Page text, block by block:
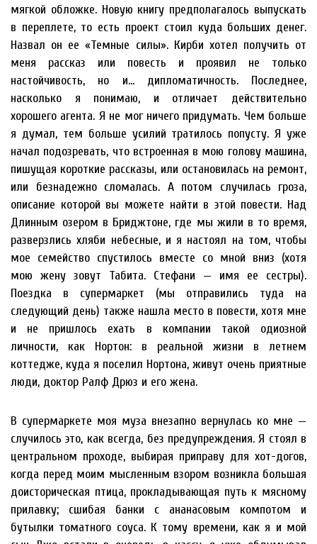
мягкой обложке. Новую книгу предполагалось выпускать
в переплете, то есть проект стоил куда больших денег.
Назвал он ее «Темные силы». Кирби хотел получить от
меня рассказ или повесть и проявил не только
настойчивость, но и… дипломатичность. Последнее,
насколько я понимаю, и отличает действительно
хорошего агента. Я не мог ничего придумать. Чем больше
я думал, тем больше усилий тратилось попусту. Я уже
начал подозревать, что встроенная в мою голову машина,
пишущая короткие рассказы, или остановилась на ремонт,
или безнадежно сломалась. А потом случилась гроза,
описание которой вы можете найти в этой повести. Над
Длинным озером в Бриджтоне, где мы жили в то время,
разверзлись хляби небесные, и я настоял на том, чтобы
мое семейство спустилось вместе со мной вниз (хотя
мою жену зовут Табита. Стефани — имя ее сестры).
Поездка в супермаркет (мы отправились туда на
следующий день) также нашла место в повести, хотя мне
и не пришлось ехать в компании такой одиозной
личности, как Нортон: в реальной жизни в летнем
коттедже, куда я поселил Нортона, живут очень приятные
люди, доктор Ралф Дрюз и его жена.
В супермаркете моя муза внезапно вернулась ко мне —
случилось это, как всегда, без предупреждения. Я стоял в
центральном проходе, выбирая приправу для хот-догов,
когда перед моим мысленным взором возникла большая
доисторическая птица, прокладывающая путь к мясному
прилавку; сшибая банки с ананасовым компотом и
бутылки томатного соуса. К тому времени, как я и мой